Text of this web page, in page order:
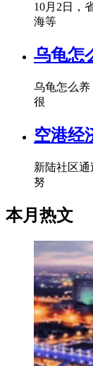
10月2日，
海等
乌龟怎
乌龟怎么
很
空港经
新陆社区
努
本月热文